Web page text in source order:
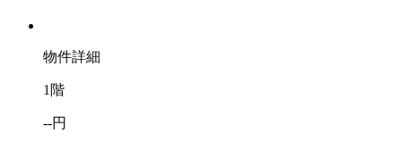
物件詳細
1階
--円